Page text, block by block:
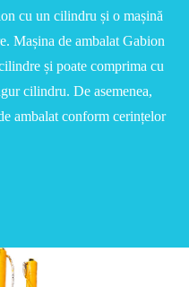
cu un cilindru și o mașină
Mașina de ambalat Gabion
și poate comprima cu
cilindru. De asemenea,
ambalat conform cerințelor